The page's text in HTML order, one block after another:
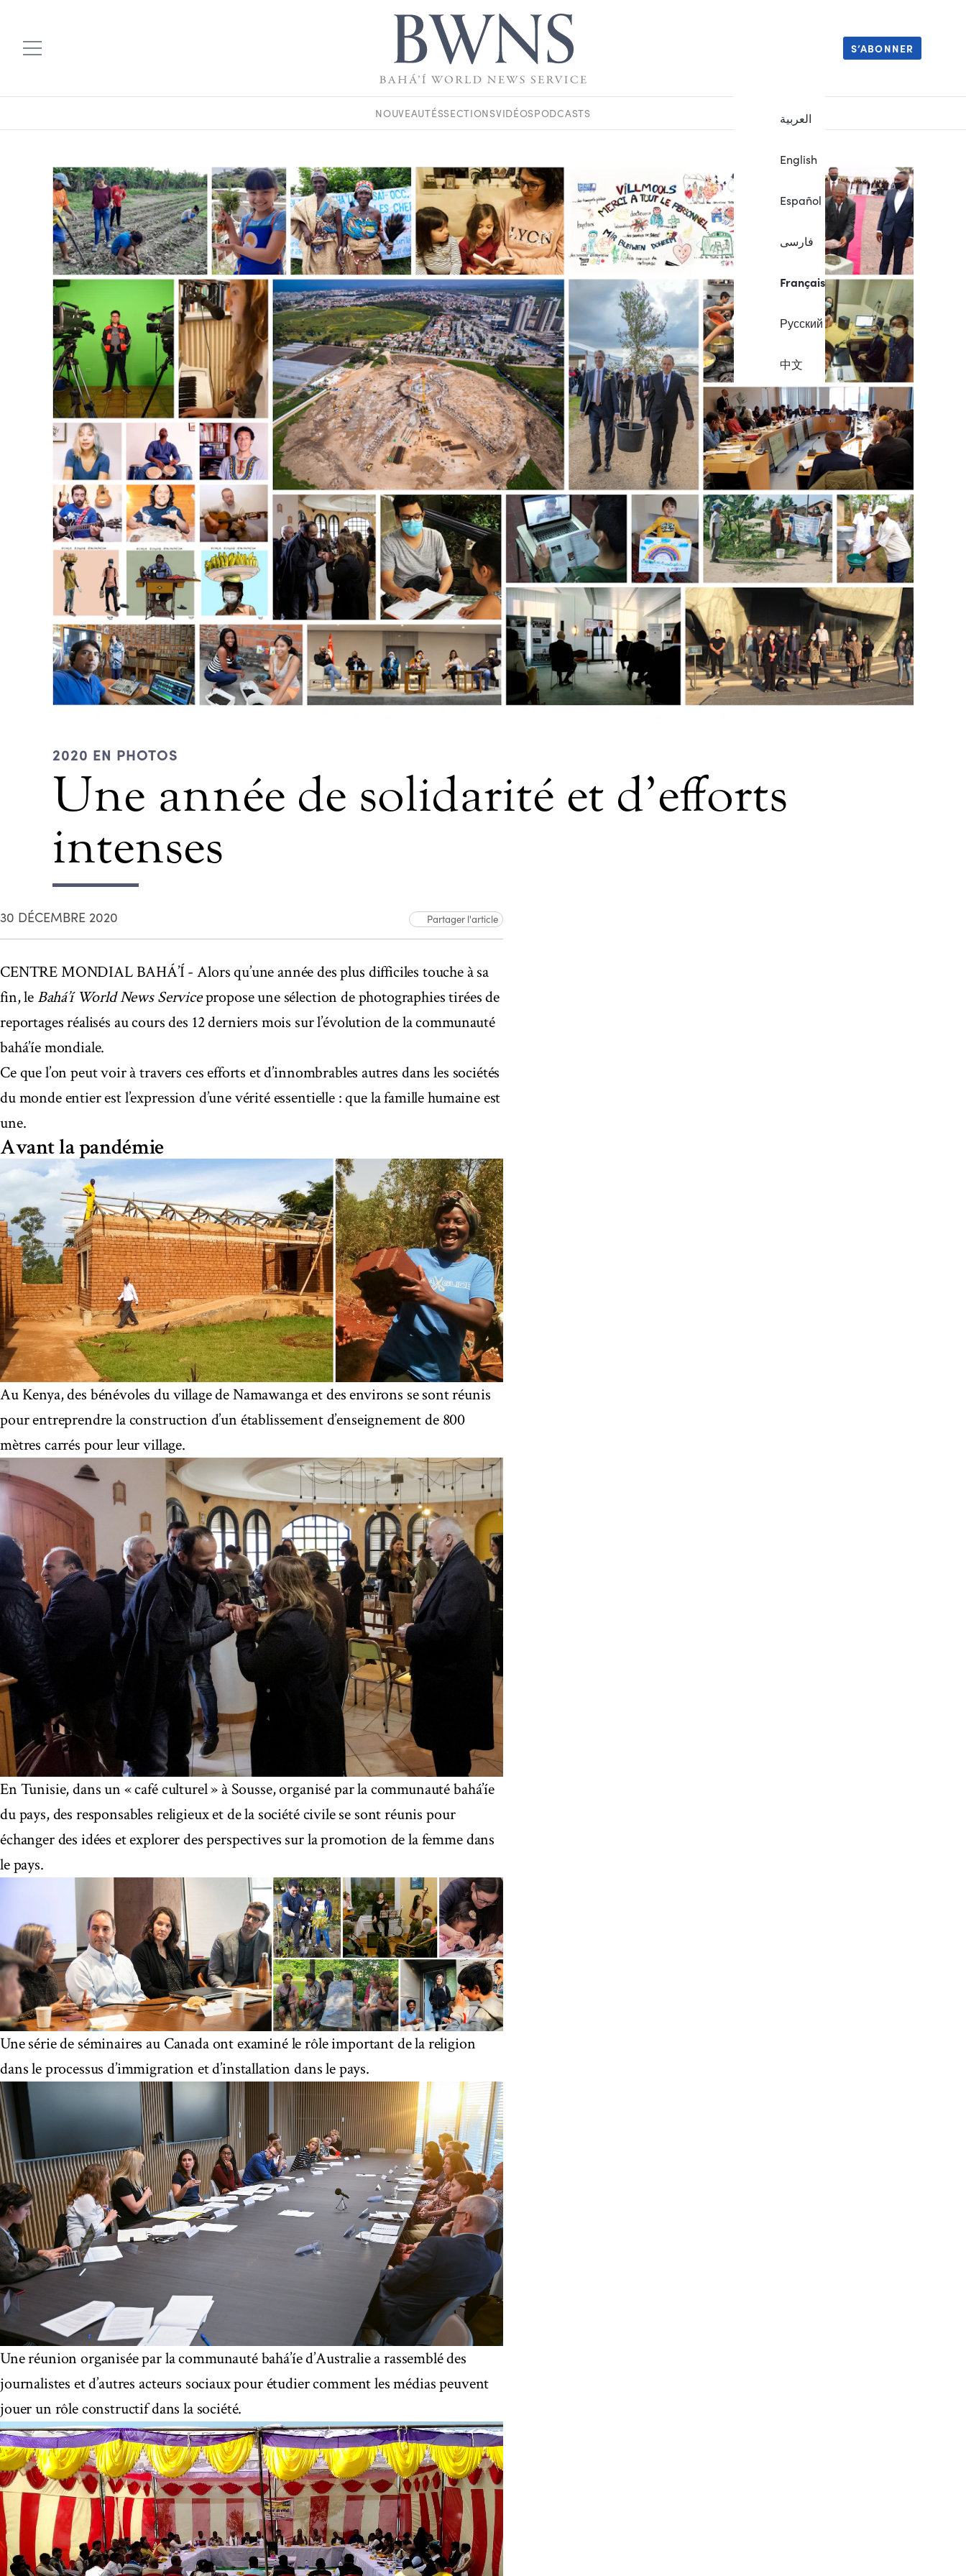
العربية
English
Español
فارسی
Français
Русский
中文
S’ABONNER
NOUVEAUTÉSSECTIONSVIDÉOSPODCASTS
2020 EN PHOTOS
Une année de solidarité et d’efforts
intenses
30 DÉCEMBRE 2020 Partager l'article
CENTRE MONDIAL BAHÁ’Í - Alors qu’une année des plus difficiles touche à sa
fin, le Bahá’í World News Servicepropose une sélection de photographies tirées de
reportages réalisés au cours des 12 derniers mois sur l’évolution de la communauté
bahá’íe mondiale.
Ce que l’on peut voir à travers ces efforts et d’innombrables autres dans les sociétés
du monde entier est l’expression d’une vérité essentielle : que la famille humaine est
une.
Avant la pandémie
Au Kenya, des bénévoles du village de Namawanga et des environs se sont réunis
pour entreprendre la construction d’un établissement d’enseignement de 800
mètres carrés pour leur village.
En Tunisie, dans un « café culturel » à Sousse, organisé par la communauté bahá’íe
du pays, des responsables religieux et de la société civile se sont réunis pour
échanger des idées et explorer des perspectives sur la promotion de la femme dans
le pays.
Une série de séminaires au Canada ont examiné le rôle important de la religion
dans le processus d’immigration et d’installation dans le pays.
Une réunion organisée par la communauté bahá’íe d’Australie a rassemblé des
journalistes et d’autres acteurs sociaux pour étudier comment les médias peuvent
jouer un rôle constructif dans la société.